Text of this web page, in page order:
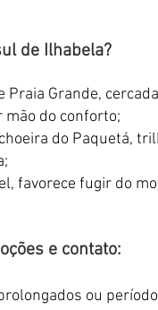
de Ilhabela?
Grande,
do conforto;
do Paquetá,
favorece fugir do
e contato:
ou